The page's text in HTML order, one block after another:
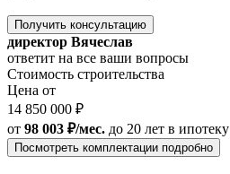
Получить консультацию
директор Вячеслав
ответит на все ваши вопросы
Стоимость строительства
Цена от
14 850 000 ₽
от 98 003 ₽/мес. до 20 лет в ипотеку
Посмотреть комплектации подробно